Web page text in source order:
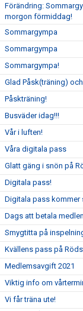
Förändring:
morgon förmiddag!
Sommargympa
Sommargympa
Sommargympa!
Glad Påsk(träning)
Påskträning!
Busväder idag!!!
Vår i luften!
Våra digitala pass
Glatt gäng i snön på
Digitala pass!
Digitala pass kommer
Dags att betala
Smygtitta på
Kvällens pass på
Medlemsavgift 2021
Viktig info om
Vi får träna ute!